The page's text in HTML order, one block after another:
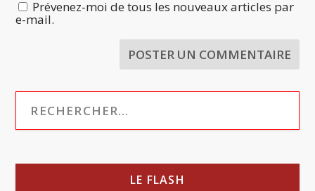
Prévenez-moi de tous les nouveaux articles par
e-mail.
LE FLASH